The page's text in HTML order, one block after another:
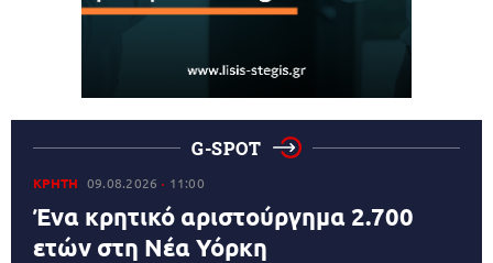
G-SPOT
ΚΡΗΤΗ 09.08.2026 11:00
Ένα κρητικό αριστούργημα 2.700
ετών στη Νέα Υόρκη